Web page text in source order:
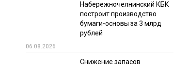
СУШКА ДРЕВЕСИНЫ
Набережночелнинский КБК
построит производство
бумаги-основы за 3 млрд
рублей
06.08.2026
Снижение запасов